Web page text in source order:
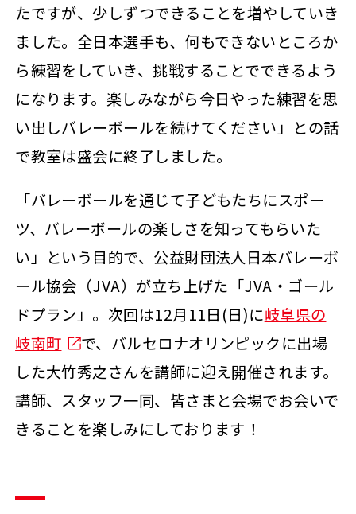
たですが、少しずつできることを増やしていき
ました。全日本選手も、何もできないところか
ら練習をしていき、挑戦することでできるよう
になります。楽しみながら今日やった練習を思
い出しバレーボールを続けてください」との話
で教室は盛会に終了しました。
「バレーボールを通じて子どもたちにスポー
ツ、バレーボールの楽しさを知ってもらいた
い」という目的で、公益財団法人日本バレーボ
ール協会（JVA）が立ち上げた「JVA・ゴール
ドプラン」。次回は12月11日(日)に岐阜県の
岐南町
で、バルセロナオリンピックに出場
した大竹秀之さんを講師に迎え開催されます。
講師、スタッフ一同、皆さまと会場でお会いで
きることを楽しみにしております！